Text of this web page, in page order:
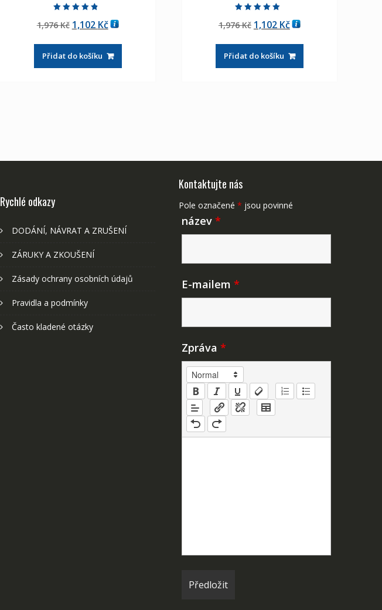
4.50
z 5
1,976Kč Původní
byla:
1,976 Kč
1,102 KčAktuální
je:
1,102 Kč
Přidat do košíku
5.00
z 5
1,976Kč Původní
byla:
1,976 Kč
1,102 KčAktuální
je:
1,102 Kč
Přidat do košíku
Rychlé odkazy
DODÁNÍ, NÁVRAT A ZRUŠENÍ
ZÁRUKY A ZKOUŠENÍ
Zásady ochrany osobních údajů
Pravidla a podmínky
Často kladené otázky
Kontaktujte nás
Pole označené * jsou povinné
název *
E-mailem *
Zpráva *